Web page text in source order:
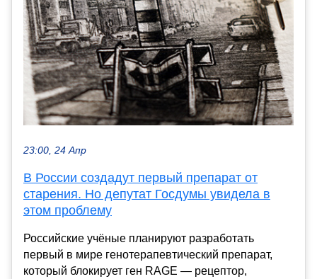
23:00, 24 Апр
В России создадут первый препарат от
старения. Но депутат Госдумы увидела в
этом проблему
Российские учёные планируют разработать
первый в мире генотерапевтический препарат,
который блокирует ген RAGE — рецептор,